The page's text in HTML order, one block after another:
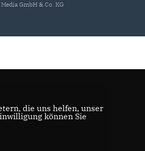
GmbH & Co. KG
die uns helfen, unser
können Sie